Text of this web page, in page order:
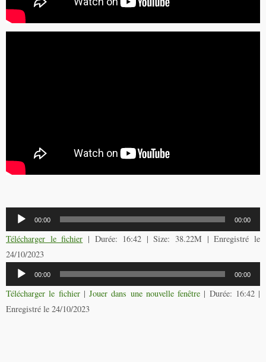
Lecteur
audio
00:00 00:00
Télécharger le fichier | Durée: 16:42 | Size: 38.22M | Enregistré le
24/10/2023
Lecteur
audio
00:00 00:00
Télécharger le fichier| Jouer dans une nouvelle fenêtre | Durée: 16:42|
Enregistré le 24/10/2023